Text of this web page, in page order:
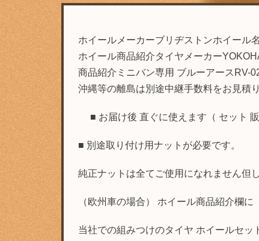
ホイールメーカーブリヂストンホイール
ホイール商品紹介タイヤメーカー
商品紹介ミニバン専用 ブルーアースRV-
沖縄等の離島は別途中継手数料をお見積り
■ お届け後 直ぐに使えます（ セット
■ 別途取り付け用ナットが必要です。
純正ナットは全てご使用になれません但
（欧州車の場合） ホイール商品紹介欄
当社での組みつけのタイヤ ホイールセッ